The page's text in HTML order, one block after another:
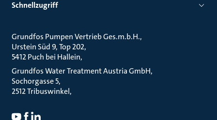
Schnellzugriff
Grundfos Pumpen Vertrieb Ges.m.b.H.
Urstein Süd 9, Top 202
5412 Puch bei Hallein
Grundfos Water Treatment Austria GmbH
Sochorgasse 5
2512 Tribuswinkel